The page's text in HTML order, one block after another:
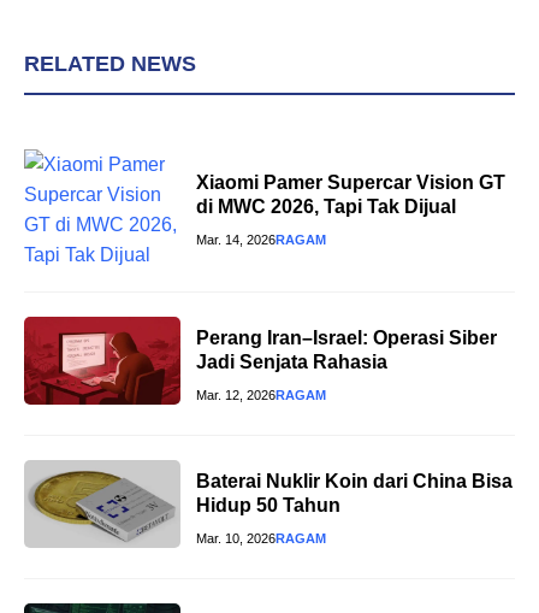
RELATED NEWS
Xiaomi Pamer Supercar Vision GT
di MWC 2026, Tapi Tak Dijual
Mar. 14, 2026RAGAM
Perang Iran–Israel: Operasi Siber
Jadi Senjata Rahasia
Mar. 12, 2026RAGAM
Baterai Nuklir Koin dari China Bisa
Hidup 50 Tahun
Mar. 10, 2026RAGAM